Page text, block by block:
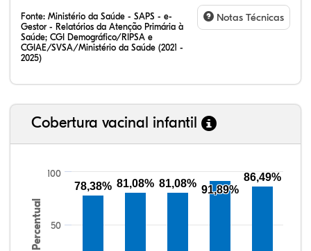
Fonte: Ministério da Saúde - SAPS - e-
Gestor - Relatórios da Atenção Primária à
Saúde; CGI Demográfico/RIPSA e
CGIAE/SVSA/Ministério da Saúde (2021 -
2025)
Notas Técnicas
Cobertura vacinal infantil
Percentual 50
100
78,38% 81,08% 81,08%
91,89%
86,49%